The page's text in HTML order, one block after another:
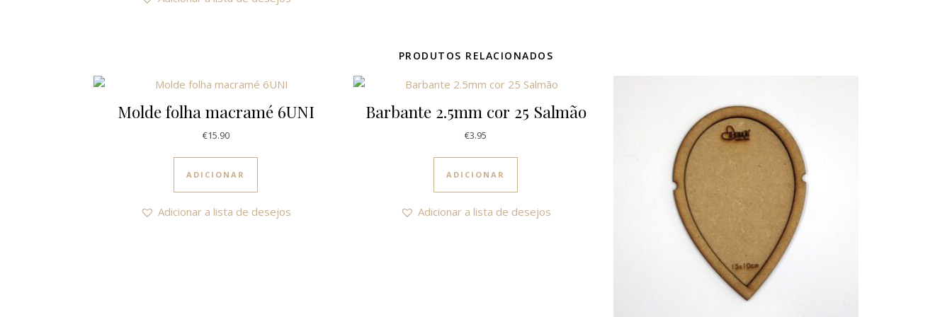
PRODUTOS RELACIONADOS
Molde folha macramé 6UNI
€15.90
ADICIONAR
Adicionar a lista de desejos
Barbante 2.5mm cor 25 Salmão
€3.95
ADICIONAR
Adicionar a lista de desejos